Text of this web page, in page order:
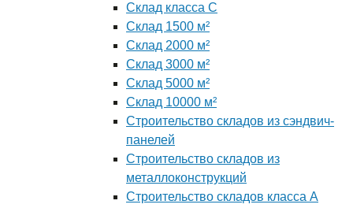
Склад класса С
Склад 1500 м²
Склад 2000 м²
Склад 3000 м²
Склад 5000 м²
Склад 10000 м²
Строительство складов из сэндвич-
панелей
Строительство складов из
металлоконструкций
Строительство складов класса А